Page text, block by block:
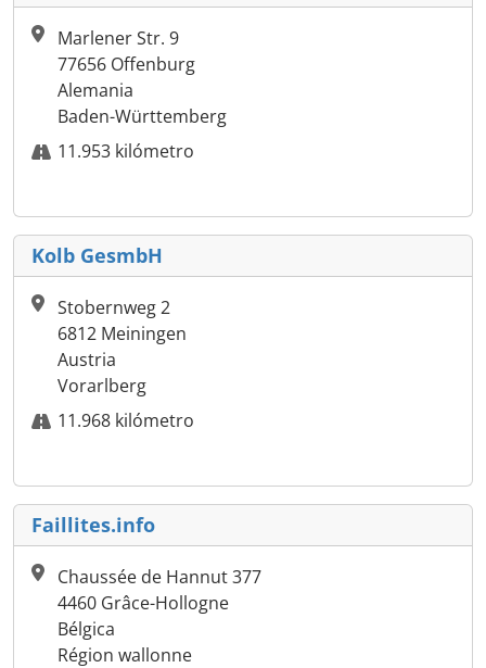
Marlener Str. 9
77656 Offenburg
Alemania
Baden-Württemberg
11.953 kilómetro
Kolb GesmbH
Stobernweg 2
6812 Meiningen
Austria
Vorarlberg
11.968 kilómetro
Faillites.info
Chaussée de Hannut 377
4460 Grâce-Hollogne
Bélgica
Région wallonne